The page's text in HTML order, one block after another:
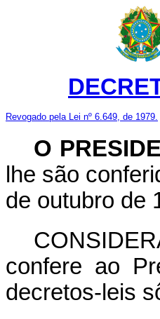
Revogado pela Lei nº 6.649, de 1979.
O
lhe são
de outubro de
confere ao
decretos-leis